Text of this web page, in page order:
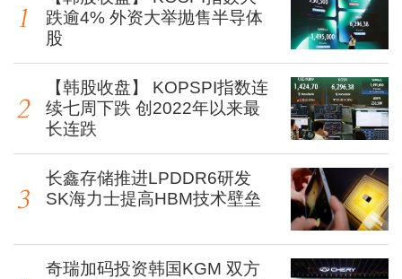
跌逾4% 外资大举抛售半导体
股
【韩股收盘】 KOPSPI指数连
续七周下跌 创2022年以来最
长连跌
长鑫存储推进LPDDR6研发
SK海力士提高HBM技术壁垒
奇瑞加码投资韩国KGM 双方